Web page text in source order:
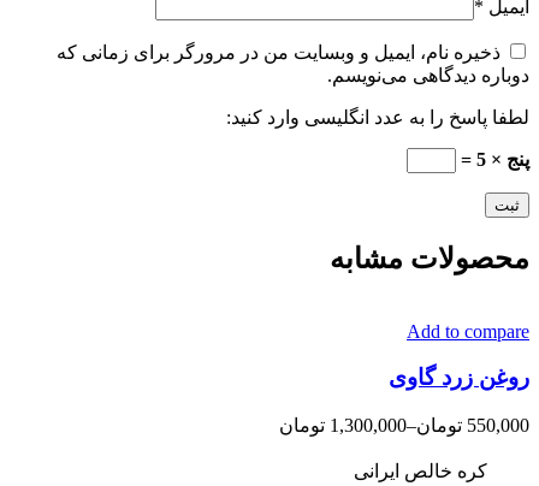
ایمیل *
ذخیره نام، ایمیل و وبسایت من در مرورگر برای زمانی که
دوباره دیدگاهی می‌نویسم.
لطفا پاسخ را به عدد انگلیسی وارد کنید:
پنج × 5 =
محصولات مشابه
Add to compare
روغن زرد گاوی
550,000 تومان–
1,300,000 تومان
کره خالص ایرانی